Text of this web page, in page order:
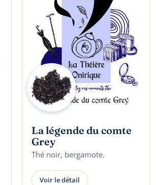
La légende du comte
Grey
Thé noir, bergamote.
Voir le détail